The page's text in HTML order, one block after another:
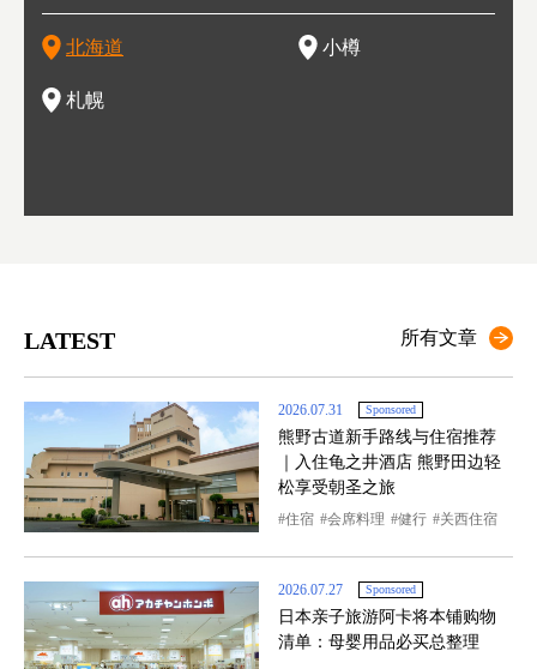
然景观。北海道的魅力，需要你用一年四季来体会。
，因此也被称为「食之宝库」。
北海道 小樽
札幌
LATEST 所有文章
2026.07.31 Sponsored
熊野古道新手路线与住宿推荐
｜入住龟之井酒店 熊野田边轻
松享受朝圣之旅
住宿 会席料理 健行 关西住宿
2026.07.27 Sponsored
日本亲子旅游阿卡将本铺购物
清单：母婴用品必买总整理